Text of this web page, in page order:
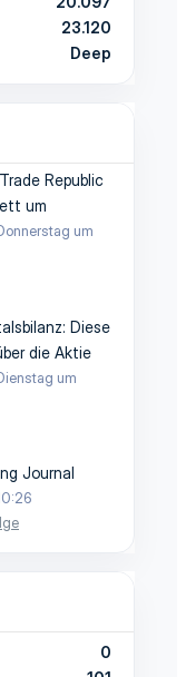
23.120
Deep
Republic
um
um
Diese
die Aktie
um
Journal
0